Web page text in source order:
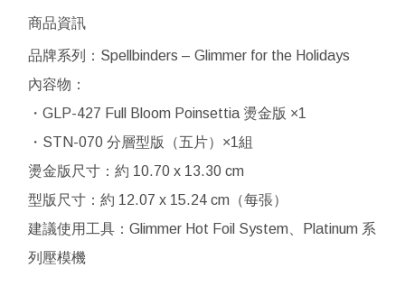
商品資訊
品牌系列：Spellbinders – Glimmer for the Holidays
內容物：
・GLP-427 Full Bloom Poinsettia 燙金版 ×1
・STN-070 分層型版（五片）×1組
燙金版尺寸：約 10.70 x 13.30 cm
型版尺寸：約 12.07 x 15.24 cm（每張）
建議使用工具：Glimmer Hot Foil System、Platinum 系
列壓模機